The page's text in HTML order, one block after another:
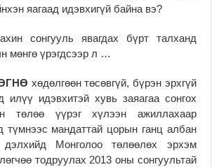
яагаад идэвхигүй байна вэ?
сонгууль явагдах бүрт талханд
мөнгө үрэгдсээр л …
хөдөлгөөн төсөвгүй, бүрэн эрхгүй
илүү идэвхитэй хувь заяагаа сонгох
төлөө үүрэг хүлээн ажиллахаар
мандаттай цорын ганц албан
Монголоо төлөөлөх эрхэм
тодруулах 2013 оны сонгуультай